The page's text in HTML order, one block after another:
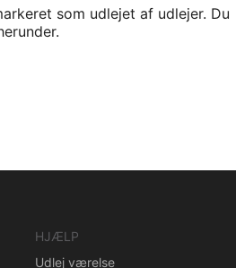
som udlejet af udlejer. Du
HJÆLP
Udlej værelse